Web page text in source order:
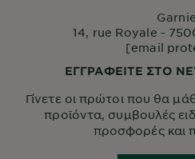
14, rue Royale -
[email
ΕΓΓΡΑΦΕΙΤΕ ΣΤΟ
Γίνετε οι πρώτοι που θα
προϊόντα, συμβουλές
προσφορές και